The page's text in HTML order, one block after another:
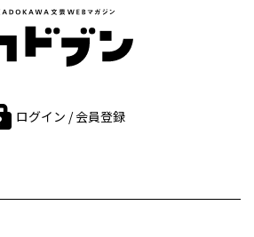
ログイン / 会員登録